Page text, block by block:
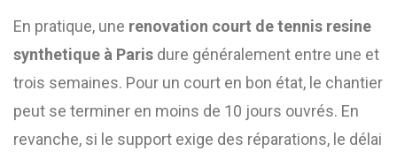
En pratique, une renovation court de tennis resine
synthetique à Paris dure généralement entre une et
trois semaines. Pour un court en bon état, le chantier
peut se terminer en moins de 10 jours ouvrés. En
revanche, si le support exige des réparations, le délai